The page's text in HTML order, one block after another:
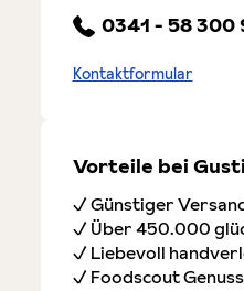
0341 - 58 300
Kontaktformular
Vorteile bei
✓ Günstiger
✓ Über 450.000
✓ Liebevoll
✓ Foodscout